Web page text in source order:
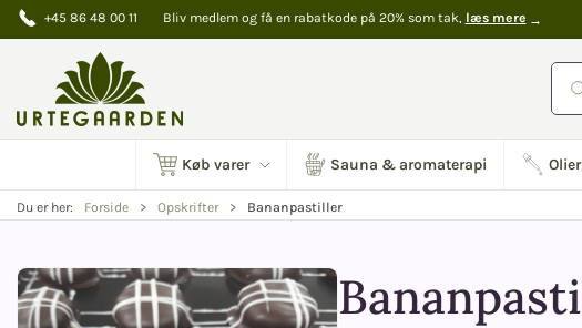
+45 86 48 00 11 Bliv medlem og få en rabatkode på 20% som tak, læs mere
Køb varer Sauna & aromaterapi
Du er her: Forside Opskrifter Bananpastiller